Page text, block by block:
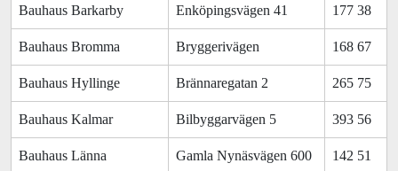
Bauhaus Barkarby Enköpingsvägen 41 177 38
Bauhaus Bromma Bryggerivägen 168 67
Bauhaus Hyllinge Brännaregatan 2 265 75
Bauhaus Kalmar Bilbyggarvägen 5 393 56
Bauhaus Länna Gamla Nynäsvägen 600 142 51